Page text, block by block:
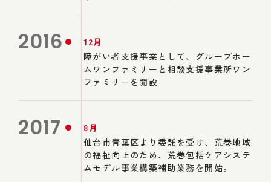
2016
12月
障がい者支援事業として、グループホー
ムワンファミリーと相談支援事業所ワン
ファミリーを開設
2017
8月
仙台市青葉区より委託を受け、荒巻地域
の福祉向上のため、荒巻包括ケアシステ
ムモデル事業構築補助業務を開始。